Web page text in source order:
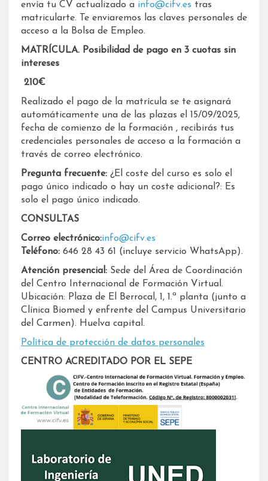
envía tu CV actualizado a info@cifv.es tras
matricularte. Te enviaremos las claves personales de
acceso a la Bolsa de Empleo.
MATRÍCULA. Posibilidad de pago en 3 cuotas sin
intereses
210€
Realizado el pago de la matrícula se te asignará
automáticamente una de las plazas el 15/09/2025,
fecha de comienzo de la formación , recibirás tus
credenciales personales de acceso a la formación a
través de correo electrónico.
Pregunta frecuente: ¿El coste del curso es solo el
pago único indicado o hay un coste adicional?: Es
solo el pago único indicado.
CONSULTAS
Correo electrónico:info@cifv.es
Teléfono: 646 28 43 61 (incluye servicio WhatsApp).
Atención presencial: Sede del Área de Coordinación
del Centro Internacional de Formación Virtual.
Ubicación: Plaza de El Berrocal, 1, 1.ª planta (junto a
Clínica Biomed y enfrente del Campus Universitario
del Carmen). Huelva capital.
Política de protección de datos personales
CENTRO ACREDITADO POR EL SEPE